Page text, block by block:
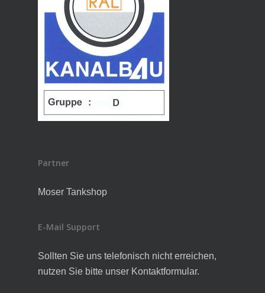
Partner
Moser Tankshop
E-Mail Support
Sollten Sie uns telefonisch nicht erreichen,
nutzen Sie bitte unser Kontaktformular.